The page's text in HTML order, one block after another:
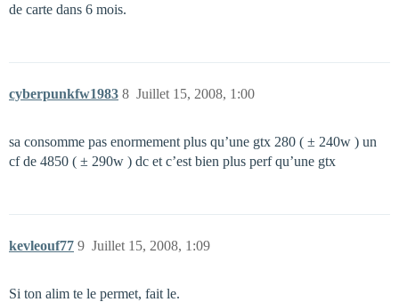
de carte dans 6 mois.
cyberpunkfw1983 Juillet 15, 2008, 1:00
8
sa consomme pas enormement plus qu’une gtx 280 ( ± 240w ) un
cf de 4850 ( ± 290w ) dc et c’est bien plus perf qu’une gtx
kevleouf77 Juillet 15, 2008, 1:09
9
Si ton alim te le permet, fait le.